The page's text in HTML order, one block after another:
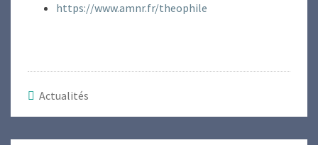
https://www.amnr.fr/theophile
Actualités